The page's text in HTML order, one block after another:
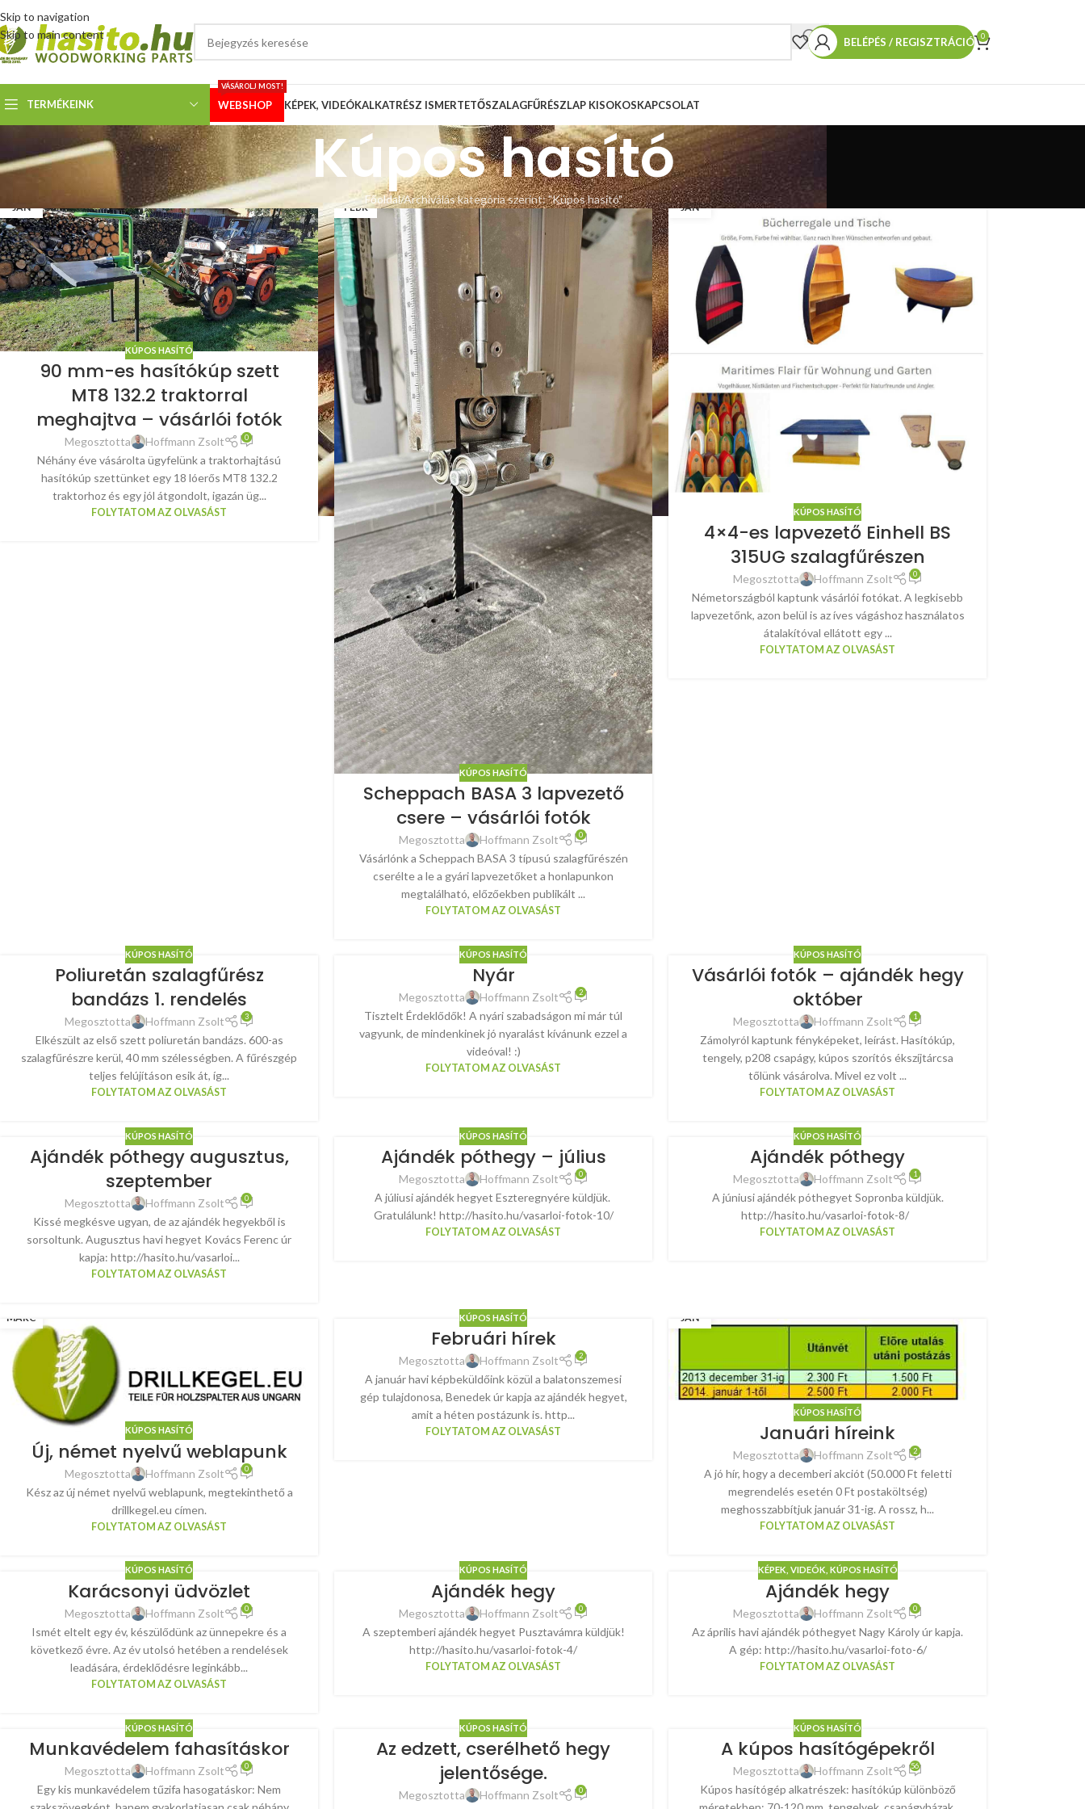
Skip to navigation
Skip to main content
BELÉPÉS / REGISZTRÁCIÓ 0
TERMÉKEINK WEBSHOP
VÁSÁROLJ MOST!
KÉPEK, VIDEÓKALKATRÉSZ ISMERTETŐSZALAGFŰRÉSZLAP KISOKOSKAPCSOLAT
Kúpos hasító
Főoldal Archiválás kategória szerint: "Kúpos hasító"
JAN
KÚPOS HASÍTÓ
90 mm-es hasítókúp szett
MT8 132.2 traktorral
meghajtva – vásárlói fotók
Megosztotta Hoffmann Zsolt 0
Néhány éve vásárolta ügyfelünk a traktorhajtású
hasítókúp szettünket egy 18 lóerős MT8 132.2
traktorhoz és egy jól átgondolt, igazán üg...
FOLYTATOM AZ OLVASÁST
14
FEBR
KÚPOS HASÍTÓ
Scheppach BASA 3 lapvezető
csere – vásárlói fotók
Megosztotta Hoffmann Zsolt 0
Vásárlónk a Scheppach BASA 3 típusú szalagfűrészén
cserélte a le a gyári lapvezetőket a honlapunkon
megtalálható, előzőekben publikált ...
FOLYTATOM AZ OLVASÁST
31
JAN
KÚPOS HASÍTÓ
4×4-es lapvezető Einhell BS
315UG szalagfűrészen
Megosztotta Hoffmann Zsolt 0
Németországból kaptunk vásárlói fotókat. A legkisebb
lapvezetőnk, azon belül is az íves vágáshoz használatos
átalakítóval ellátott egy ...
FOLYTATOM AZ OLVASÁST
KÚPOS HASÍTÓ
Poliuretán szalagfűrész
bandázs 1. rendelés
Megosztotta Hoffmann Zsolt 3
Elkészült az első szett poliuretán bandázs. 600-as
szalagfűrészre kerül, 40 mm szélességben. A fűrészgép
teljes felújításon esik át, íg...
FOLYTATOM AZ OLVASÁST
KÚPOS HASÍTÓ
Nyár
Megosztotta Hoffmann Zsolt 2
Tisztelt Érdeklődők! A nyári szabadságon mi már túl
vagyunk, de mindenkinek jó nyaralást kívánunk ezzel a
videóval! :)
FOLYTATOM AZ OLVASÁST
KÚPOS HASÍTÓ
Vásárlói fotók – ajándék hegy
október
Megosztotta Hoffmann Zsolt 1
Zámolyról kaptunk fényképeket, leírást. Hasítókúp,
tengely, p208 csapágy, kúpos szorítós ékszíjtárcsa
tőlünk vásárolva. Mivel ez volt ...
FOLYTATOM AZ OLVASÁST
KÚPOS HASÍTÓ
Ajándék póthegy augusztus,
szeptember
Megosztotta Hoffmann Zsolt 0
Kissé megkésve ugyan, de az ajándék hegyekből is
sorsoltunk. Augusztus havi hegyet Kovács Ferenc úr
kapja: http://hasito.hu/vasarloi...
FOLYTATOM AZ OLVASÁST
KÚPOS HASÍTÓ
Ajándék póthegy – július
Megosztotta Hoffmann Zsolt 0
A júliusi ajándék hegyet Eszteregnyére küldjük.
Gratulálunk! http://hasito.hu/vasarloi-fotok-10/
FOLYTATOM AZ OLVASÁST
KÚPOS HASÍTÓ
Ajándék póthegy
Megosztotta Hoffmann Zsolt 1
A júniusi ajándék póthegyet Sopronba küldjük.
http://hasito.hu/vasarloi-fotok-8/
FOLYTATOM AZ OLVASÁST
MÁRC
KÚPOS HASÍTÓ
Új, német nyelvű weblapunk
Megosztotta Hoffmann Zsolt 0
Kész az új német nyelvű weblapunk, megtekinthető a
drillkegel.eu címen.
FOLYTATOM AZ OLVASÁST
KÚPOS HASÍTÓ
Februári hírek
Megosztotta Hoffmann Zsolt 2
A január havi képbeküldőink közül a balatonszemesi
gép tulajdonosa, Benedek úr kapja az ajándék hegyet,
amit a héten postázunk is. http...
FOLYTATOM AZ OLVASÁST
JAN
KÚPOS HASÍTÓ
Januári híreink
Megosztotta Hoffmann Zsolt 2
A jó hír, hogy a decemberi akciót (50.000 Ft feletti
megrendelés esetén 0 Ft postaköltség)
meghosszabbítjuk január 31-ig. A rossz, h...
FOLYTATOM AZ OLVASÁST
KÚPOS HASÍTÓ
Karácsonyi üdvözlet
Megosztotta Hoffmann Zsolt 0
Ismét eltelt egy év, készülődünk az ünnepekre és a
következő évre. Az év utolsó hetében a rendelések
leadására, érdeklődésre leginkább...
FOLYTATOM AZ OLVASÁST
KÚPOS HASÍTÓ
Ajándék hegy
Megosztotta Hoffmann Zsolt 0
A szeptemberi ajándék hegyet Pusztavámra küldjük!
http://hasito.hu/vasarloi-fotok-4/
FOLYTATOM AZ OLVASÁST
KÉPEK, VIDEÓK KÚPOS HASÍTÓ
Ajándék hegy
Megosztotta Hoffmann Zsolt 0
Az április havi ajándék póthegyet Nagy Károly úr kapja.
A gép: http://hasito.hu/vasarloi-foto-6/
FOLYTATOM AZ OLVASÁST
KÚPOS HASÍTÓ
Munkavédelem fahasításkor
Megosztotta Hoffmann Zsolt 0
Egy kis munkavédelem tűzifa hasogatáskor: Nem
KÚPOS HASÍTÓ
Az edzett, cserélhető hegy
jelentősége.
Megosztotta Hoffmann Zsolt 0
KÚPOS HASÍTÓ
A kúpos hasítógépekről
Megosztotta Hoffmann Zsolt 56
Kúpos hasítógép alkatrészek: hasítókúp különböző